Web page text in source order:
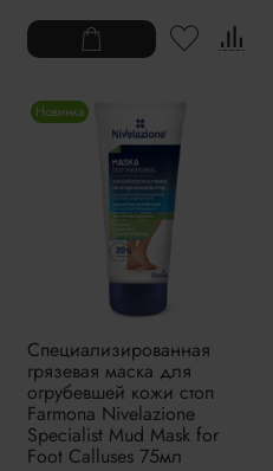
Новинка
Специализированная
грязевая маска для
огрубевшей кожи стоп
Farmona Nivelazione
Specialist Mud Mask for
Foot Calluses 75мл